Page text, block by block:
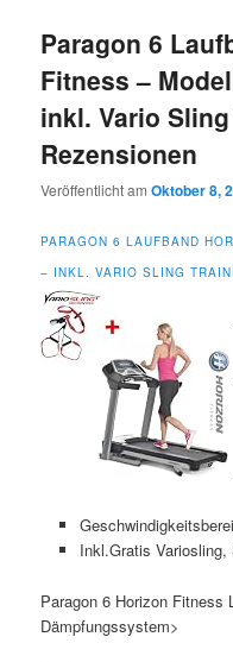
Paragon 6
Fitness –
inkl. Vario
Rezensionen
Veröffentlicht amOktober 8,
PARAGON 6 LAUFBAND
– INKL. VARIO SLING
Inkl.Gratis
Paragon 6 Horizon Fitness
Dämpfungssystem>